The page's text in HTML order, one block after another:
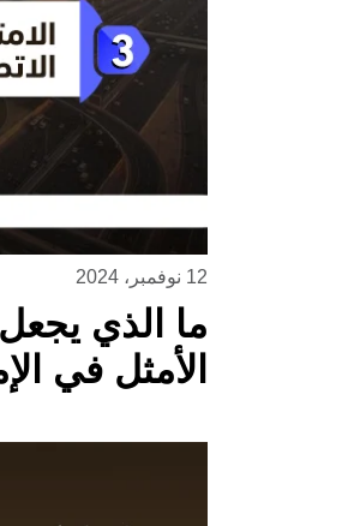
12 نوفمبر، 2024
ما الذي
الأمثل في